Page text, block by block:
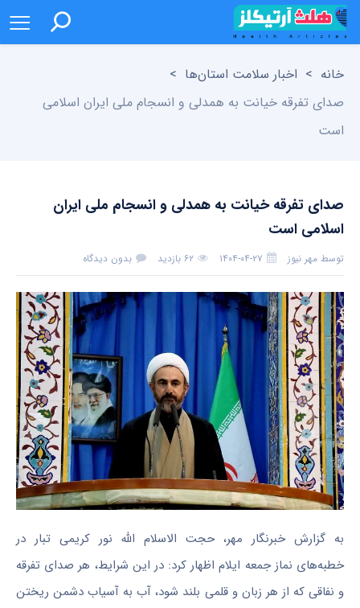
خانه > اخبار سلامت استان‌ها >
صدای تفرقه خیانت به همدلی و انسجام ملی ایران اسلامی
است
صدای تفرقه خیانت به همدلی و انسجام ملی ایران
اسلامی است
توسط مهر نیوز ۱۴۰۴-۰۴-۲۷ ۶۲ بازدید بدون دیدگاه
به گزارش خبرنگار مهر،حجت الاسلام الله نور کریمی تبار در
خطبه‌های نماز جمعه ایلاماظهار کرد: در این شرایط، هر صدای تفرقه
و نفاقی که از هر زبان وقلمی بلند شود، آب به آسیاب دشمن ریختن